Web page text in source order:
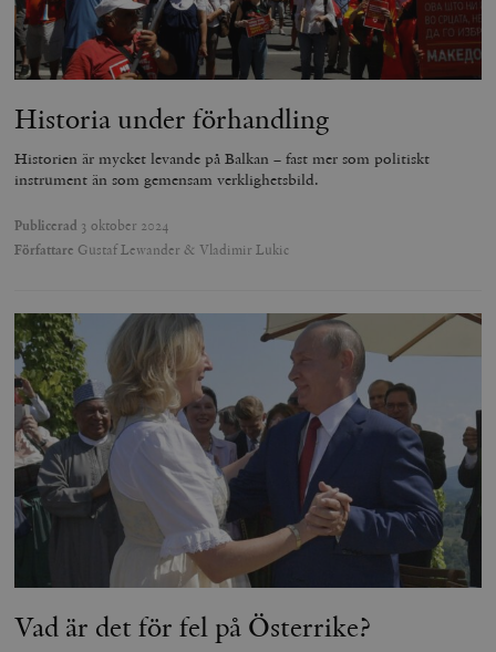
Historia under förhandling
Historien är mycket levande på Balkan – fast mer som politiskt
instrument än som gemensam verklighetsbild.
Publicerad 3 oktober 2024
Författare Gustaf Lewander & Vladimir Lukic
Vad är det för fel på Österrike?